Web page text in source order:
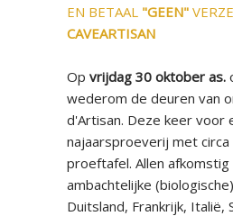
EN BETAAL "GEEN"
CAVEARTISAN
Op vrijdag 30 oktober as.
wederom de deuren van
d'Artisan. Deze keer voor
najaarsproeverij met
proeftafel. Allen afkomstig
ambachtelijke
Duitsland, Frankrijk, Italië,